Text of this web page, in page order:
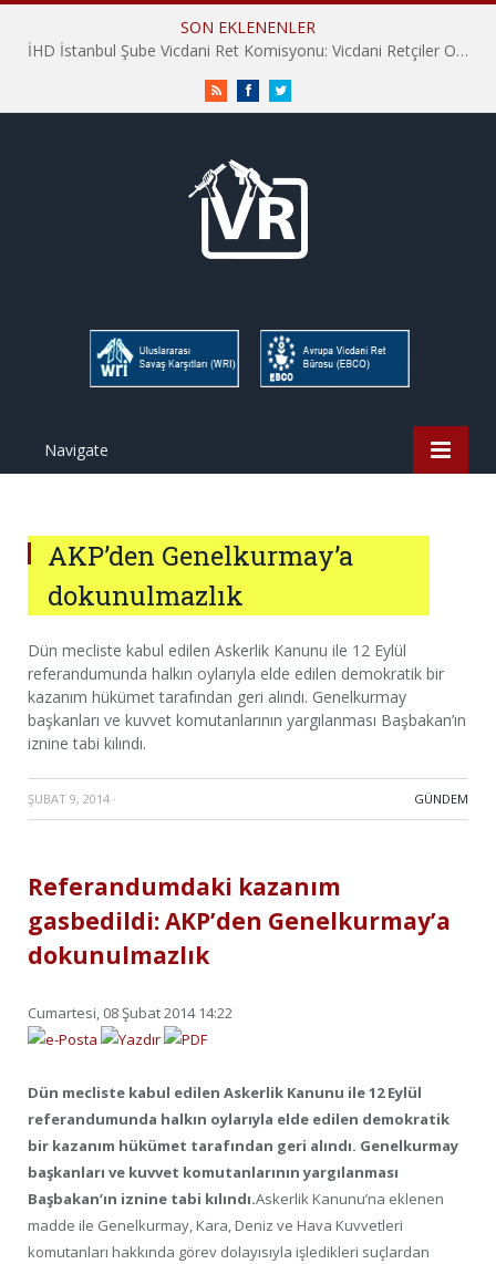
SON EKLENENLER
İsrail’in Yahudi nüfusunun yaklaşık altıda birini oluşturan Harediler, askerliğe karşı direniyorlar – Yakov M. Rabkin
RSS FacebookTwitter
Navigate
AKP’den Genelkurmay’a
dokunulmazlık
Dün mecliste kabul edilen Askerlik Kanunu ile 12 Eylül
referandumunda halkın oylarıyla elde edilen demokratik bir
kazanım hükümet tarafından geri alındı. Genelkurmay
başkanları ve kuvvet komutanlarının yargılanması Başbakan’ın
iznine tabi kılındı.
ŞUBAT 9, 2014 · GÜNDEM
Referandumdaki kazanım
gasbedildi: AKP’den Genelkurmay’a
dokunulmazlık
Cumartesi, 08 Şubat 2014 14:22
Dün mecliste kabul edilen Askerlik Kanunu ile 12 Eylül
referandumunda halkın oylarıyla elde edilen demokratik
bir kazanım hükümet tarafından geri alındı. Genelkurmay
başkanları ve kuvvet komutanlarının yargılanması
Başbakan’ın iznine tabi kılındı.Askerlik Kanunu’na eklenen
madde ile Genelkurmay, Kara, Deniz ve Hava Kuvvetleri
komutanları hakkında görev dolayısıyla işledikleri suçlardan